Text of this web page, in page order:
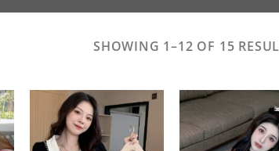
SHOWING 1–12 OF 15
ADD TO
WISHLIST